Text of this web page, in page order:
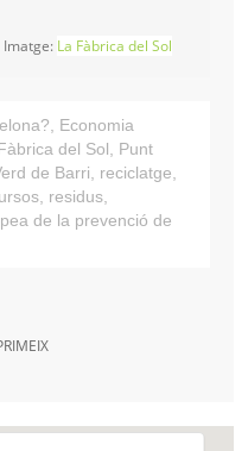
Imatge: La Fàbrica del Sol
, Economia
del Sol, Punt
de Barri, reciclatge,
, residus,
de la prevenció de